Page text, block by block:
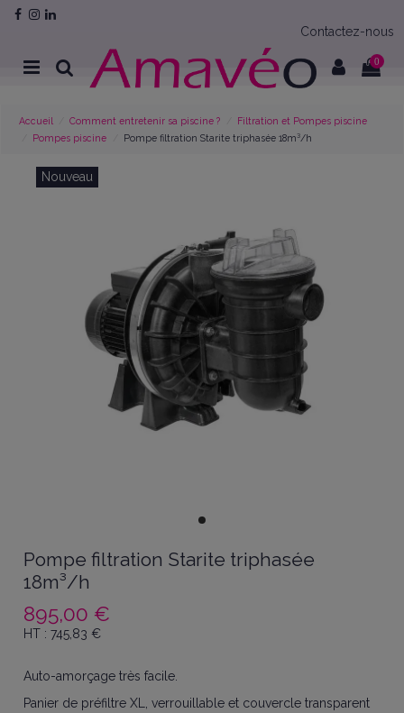
Contactez-nous
0
Accueil Comment entretenir sa piscine ?
Filtration et Pompes piscine
Pompes piscine
Pompe filtration Starite triphasée 18m³/h
Nouveau
Pompe filtration Starite triphasée
18m³/h
895,00 €
HT : 745,83€
Auto-amorçage très facile.
Panier de préfiltre XL, verrouillable et couvercle transparent